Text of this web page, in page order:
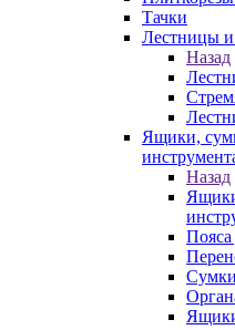
Тачки
Лестницы и
Назад
Ящики,
Назад
Пояса